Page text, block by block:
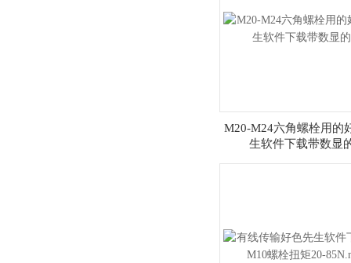
M20-M24六角螺栓用的
生软件下载带数显